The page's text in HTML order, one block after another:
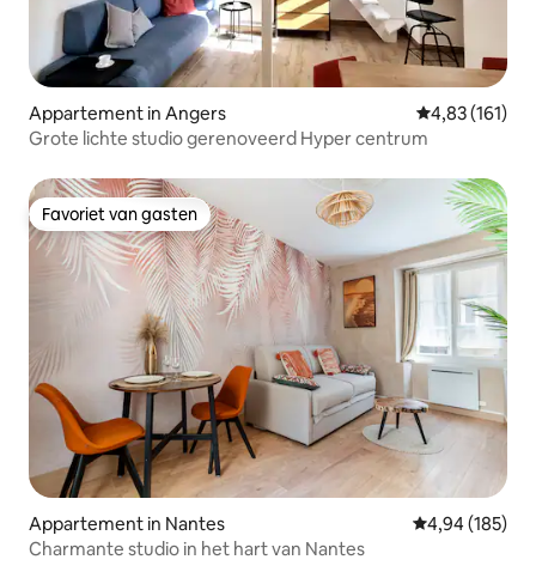
Appartement in Angers Gemiddelde
4,83 (161)
Grote lichte studio gerenoveerd Hyper centrum
Favoriet van gasten
Favoriet van gasten
Appartement in Nantes Gemiddelde
4,94 (185)
Charmante studio in het hart van Nantes